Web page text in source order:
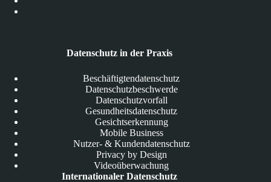
Datenschutz in der Praxis
Beschäftigtendatenschutz
Datenschutzbeschwerde
Datenschutzvorfall
Gesundheitsdatenschutz
Gesichtserkennung
Mobile Business
Nutzer- & Kundendatenschutz
Privacy by Design
Videoüberwachung
Internationaler Datenschutz